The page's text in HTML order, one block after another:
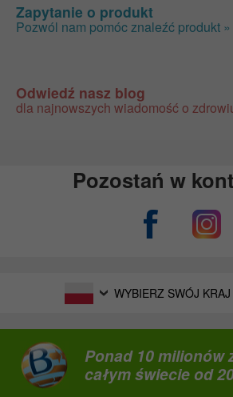
Zapytanie o produkt
Pozwól nam pomóc znaleźć produkt »
Odwiedź nasz blog
dla najnowszych wiadomość o
Pozostań w
WYBIERZ SWÓJ
Ponad 10 milionów
całym świecie od